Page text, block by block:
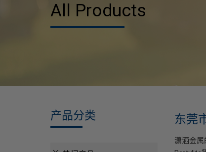
All Products
产品分类 东莞
潇洒金